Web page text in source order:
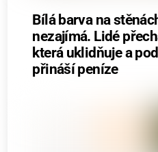
Bílá barva na
nezajímá. Lidé
která uklidňuje a
přináší peníze